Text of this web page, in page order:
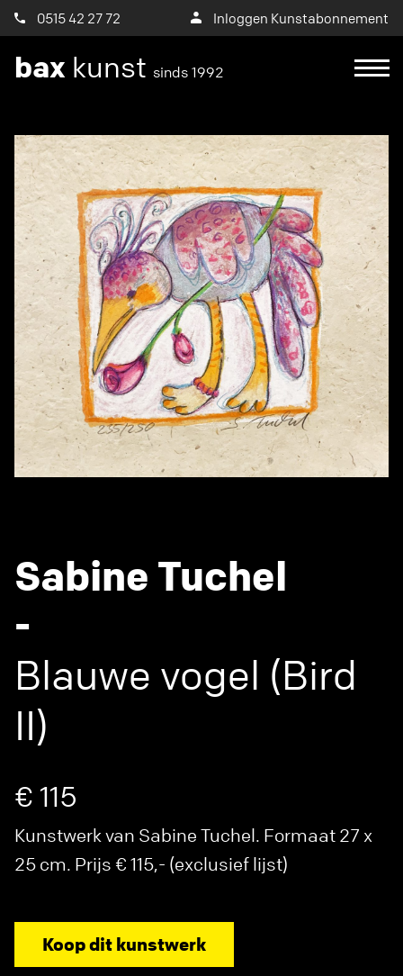
0515 42 27 72 Inloggen Kunstabonnement
bax kunst sinds 1992
Sabine Tuchel
-
Blauwe vogel (Bird
II)
€ 115
Kunstwerk van Sabine Tuchel. Formaat 27 x
25 cm. Prijs € 115,- (exclusief lijst)
Koop dit kunstwerk